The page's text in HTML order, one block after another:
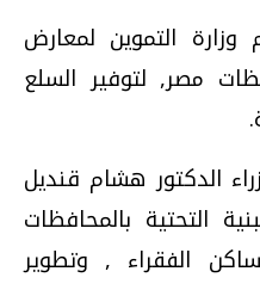
التموين لمعارض
مصر, لتوفير السلع
الدكتور هشام قنديل
التحتية بالمحافظات
الفقراء , وتطوير